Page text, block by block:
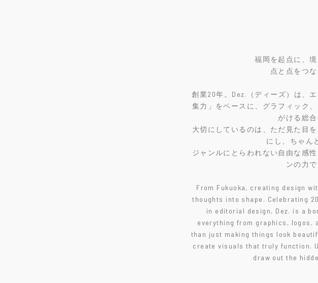
福岡を起点に、
点と点をつ
創業20年。Dez.（ディーズ）は、
集力」をベースに、グラフィック
がける総
大切にしているのは、ただ見た目
にし、ちゃん
ジャンルにとらわれない自由な感
ンの力
From Fukuoka, creating design
thoughts into shape. Celebrating
in editorial design, Dez. is a
everything from graphics, logos,
than just making things look
create visuals that truly function.
draw out the